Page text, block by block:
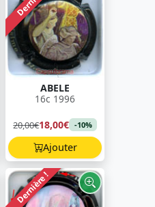
ABELE
16c 1996
20,00€18,00€ -10%
Ajouter
Dernière !